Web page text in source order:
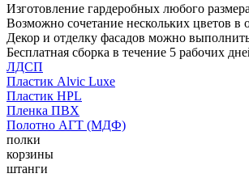
Изготовление гардеробных любого
Возможно сочетание нескольких цветов в
Декор и отделку фасадов можно
Бесплатная сборка в течение 5 рабочих
ЛДСП
Пластик Alvic Luxe
Пластик HPL
Пленка ПВХ
Полотно АГТ (МДФ)
полки
корзины
штанги